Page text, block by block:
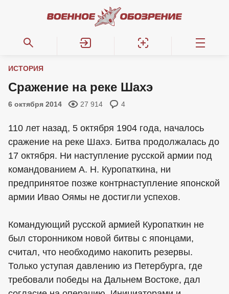
ИСТОРИЯ
Сражение на реке Шахэ
6 октября 2014 27 914 4
110 лет назад, 5 октября 1904 года, началось
сражение на реке Шахэ. Битва продолжалась до
17 октября. Ни наступление русской армии под
командованием А. Н. Куропаткина, ни
предпринятое позже контрнаступление японской
армии Ивао Оямы не достигли успехов.
Командующий русской армией Куропаткин не
был сторонником новой битвы с японцами,
считал, что необходимо накопить резервы.
Только уступая давлению из Петербурга, где
требовали победы на Дальнем Востоке, дал